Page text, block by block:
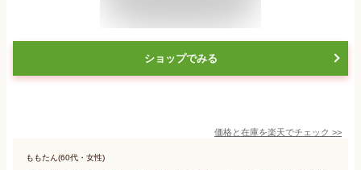
ショップでみる
価格と在庫を楽天でチェック >>
ももたん(60代・女性)